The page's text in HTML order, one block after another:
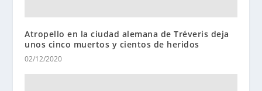
Atropello en la ciudad alemana de Tréveris deja
unos cinco muertos y cientos de heridos
02/12/2020